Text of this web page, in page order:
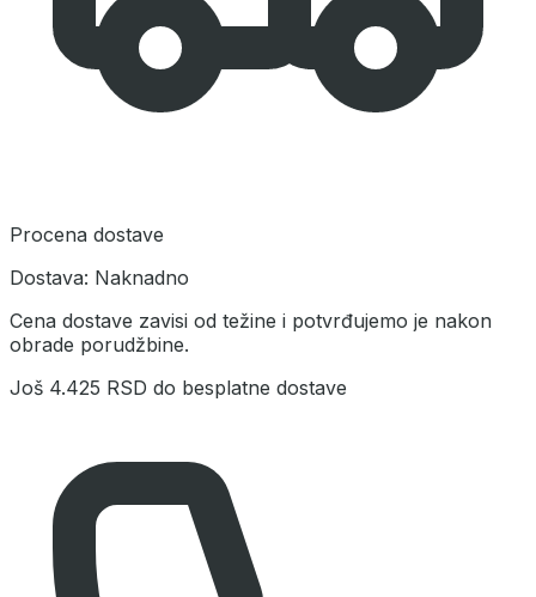
Procena dostave
Dostava: Naknadno
Cena dostave zavisi od težine i potvrđujemo je nakon
obrade porudžbine.
Još 4.425 RSD do besplatne dostave